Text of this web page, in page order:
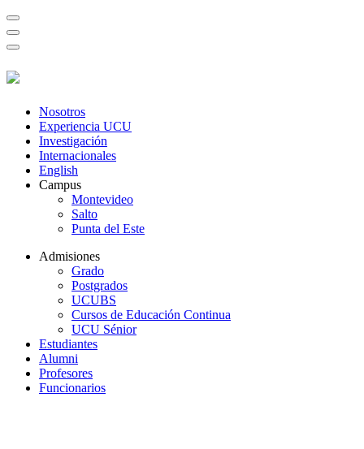
Nosotros
Experiencia UCU
Investigación
Internacionales
English
Campus
Montevideo
Salto
Punta del Este
Admisiones
Grado
Postgrados
UCUBS
Cursos de Educación Continua
UCU Sénior
Estudiantes
Alumni
Profesores
Funcionarios